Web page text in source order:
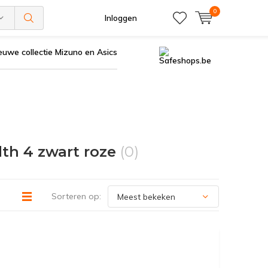
Inloggen
0
collectie Mizuno en Asics
4 zwart roze (0)
Sorteren op: